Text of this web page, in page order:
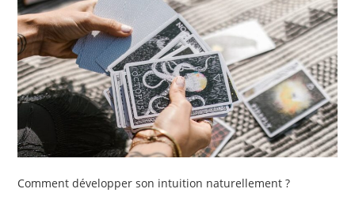
Comment développer son intuition naturellement ?